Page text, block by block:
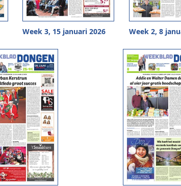
Week 3, 15 januari 2026 Week 2, 8